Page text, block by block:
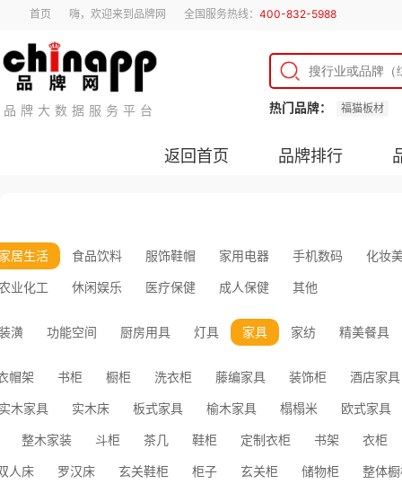
首页 嗨，欢迎来到品牌网 全国服务热线： 400-832-5988
品牌大数据服务平台 热门品牌： 福猫板材
返回首页 品牌排行
居生活 食品饮料 服饰鞋帽 家用电器 手机数码 化妆
业化工 休闲娱乐 医疗保健 成人保健 其他
潢 功能空间 厨房用具 灯具 家具 家纺 精美餐具
帽架 书柜 橱柜 洗衣柜 藤编家具 装饰柜 酒店家具
木家具 实木床 板式家具 榆木家具 榻榻米 欧式家具
整木家装 斗柜 茶几 鞋柜 定制衣柜 书架 衣柜
人床 罗汉床 玄关鞋柜 柜子 玄关柜 储物柜 整体